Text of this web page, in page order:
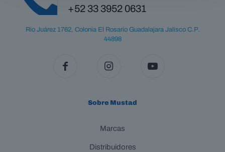
en
la
de
producto
+52 33 3952 0631
Rio Juárez 1762, Colonia El Rosario Guadalajara Jalisco C.P.
44898
Sobre Mustad
Marcas
Distribuidores